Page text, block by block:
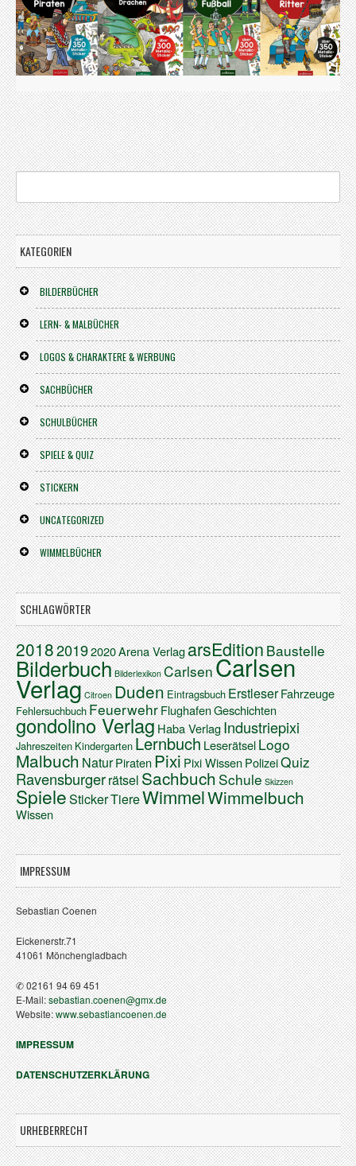
KATEGORIEN
BILDERBÜCHER
LERN- & MALBÜCHER
LOGOS & CHARAKTERE & WERBUNG
SACHBÜCHER
SCHULBÜCHER
SPIELE & QUIZ
STICKERN
UNCATEGORIZED
WIMMELBÜCHER
SCHLAGWÖRTER
201820192020Arena VerlagarsEditionBaustelle
Bilderbuch Bilderlexikon CarlsenCarlsen
Verlag Citroen DudenEintragsbuchErstleserFahrzeuge
FehlersuchbuchFeuerwehrFlughafenGeschichten
gondolino VerlagHaba VerlagIndustriepixi
JahreszeitenKindergartenLernbuchLeserätselLogo
MalbuchNaturPiratenPixiPixi WissenPolizeiQuiz
RavensburgerrätselSachbuchSchule Skizzen
SpieleStickerTiereWimmelWimmelbuch
Wissen
IMPRESSUM
Sebastian Coenen
Eickenerstr.71
41061 Mönchengladbach
✆ 02161 94 69 451
E-Mail:sebastian.coenen@gmx.de
Website:www.sebastiancoenen.de
IMPRESSUM
DATENSCHUTZERKLÄRUNG
URHEBERRECHT